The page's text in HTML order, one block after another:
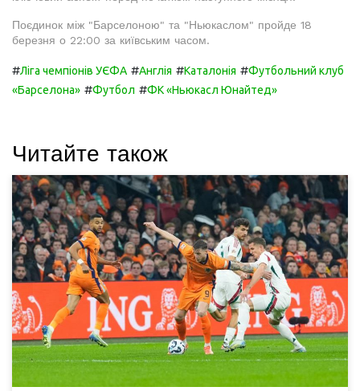
Поєдинок між "Барселоною" та "Ньюкаслом" пройде 18
березня о 22:00 за київським часом.
#Ліга чемпіонів УЄФА #Англія #Каталонія #Футбольний клуб
«Барселона» #Футбол #ФК «Ньюкасл Юнайтед»
Читайте також